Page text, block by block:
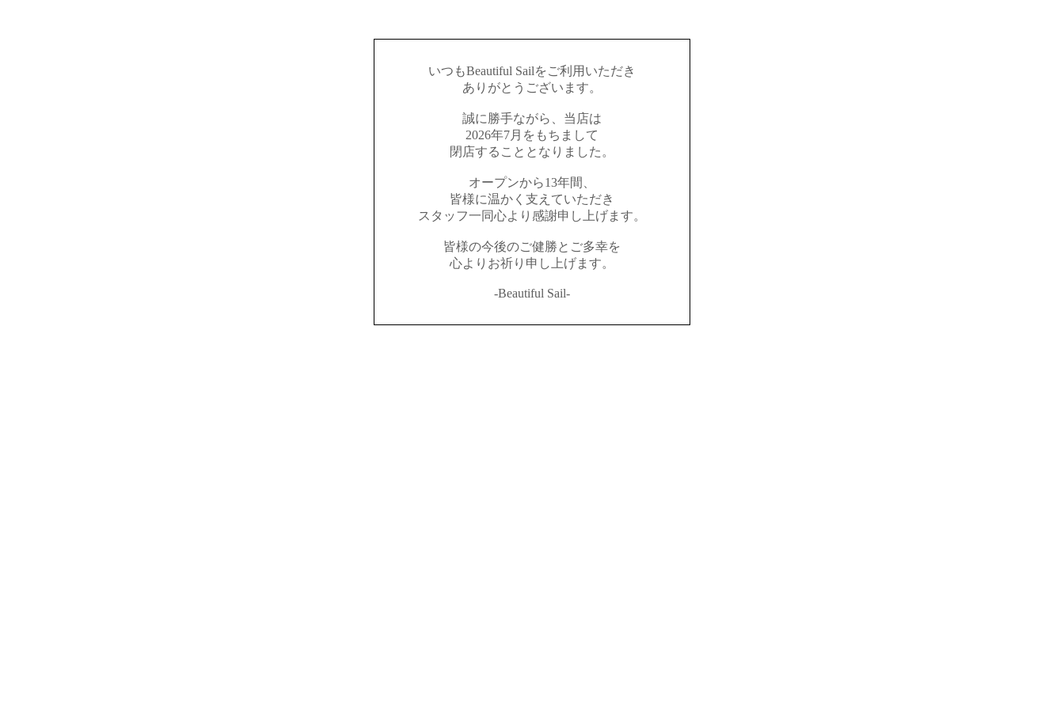
いつもBeautiful Sailをご利用いただき
ありがとうございます。
誠に勝手ながら、当店は
2026年7月をもちまして
閉店することとなりました。
オープンから13年間、
皆様に温かく支えていただき
スタッフ一同心より感謝申し上げます。
皆様の今後のご健勝とご多幸を
心よりお祈り申し上げます。
-Beautiful Sail-